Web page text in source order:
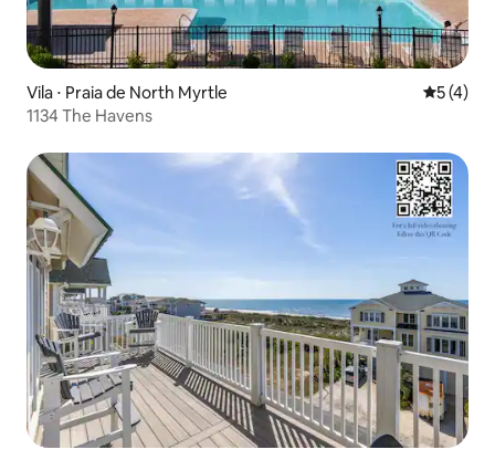
Vila ⋅ Praia de North Myrtle 5 de
5 (4)
1134 The Havens